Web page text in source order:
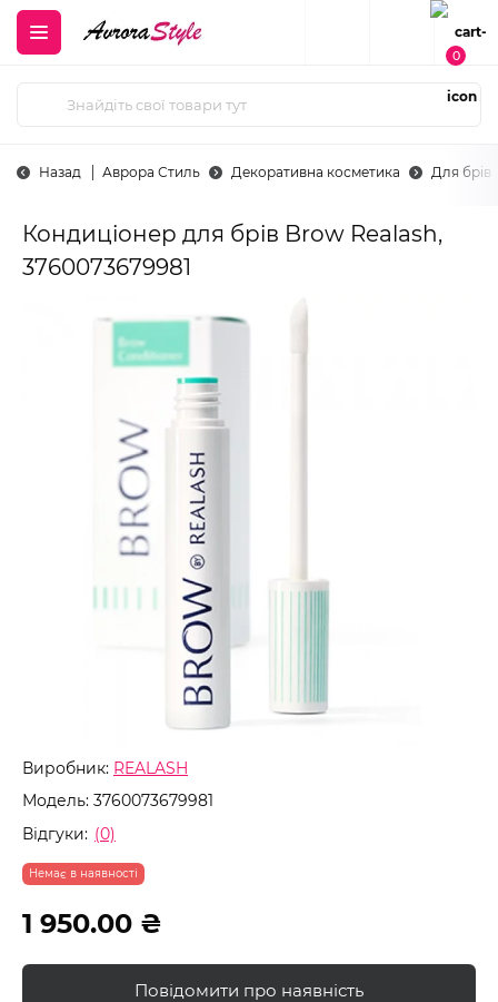
0
Назад Аврора Стиль Декоративна косметика Для брів
Кондиціонер для брів Brow Realash,
3760073679981
Виробник: REALASH
Модель: 3760073679981
Відгуки: (0)
Немає в наявності
1 950.00 ₴
Повідомити про наявність